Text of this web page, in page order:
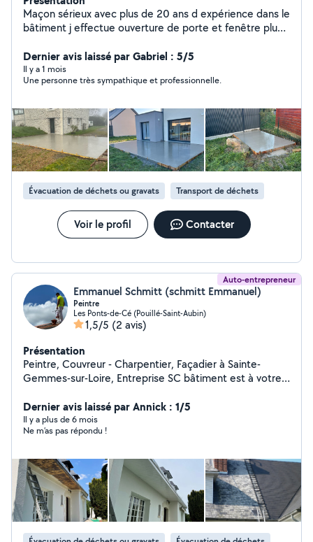
Maçon sérieux avec plus de 20 ans d expérience dans le
bâtiment j effectue ouverture de porte et fenêtre plus
pour unité extérieur de climatisation ou pompe à
chaleur , dalle de béton plus coffrage terrasse , murs de
clôture de votre maison, pose de boisseau pour portail
garage ou agrandissement maison
Dernier avis laissé par Gabriel : 5/5
Il y a 1 mois
Une personne très sympathique et professionnelle.
Évacuation de déchets ou gravats Transport de déchets
Voir le profil Contacter
Auto-entrepreneur
Emmanuel Schmitt (schmitt Emmanuel)
Peintre
Les Ponts-de-Cé (Pouillé-Saint-Aubin)
1,5/5 (2 avis)
Présentation
Peintre, Couvreur - Charpentier, Façadier à Sainte-
Gemmes-sur-Loire, Entreprise SC bâtiment est à votre
balcon...), Installation ou rénovation couverture/toiture,
Ravalement de façade, Nettoyage de façade,
traitement et nettoyage toiture ,Installation ou
plus encore. Nous sommes fiers de la qualité du travail
que nous fournissons à chacun de nos clients.
Contactez-nous pour discuter de votre projet et obtenir
un devis.
Dernier avis laissé par Annick : 1/5
Il y a plus de 6 mois
Ne m’as pas répondu !